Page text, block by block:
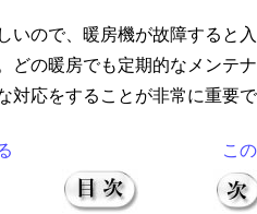
ので、暖房機が故障すると
どの暖房でも定期的なメンテ
対応をすることが非常に重要で
こ